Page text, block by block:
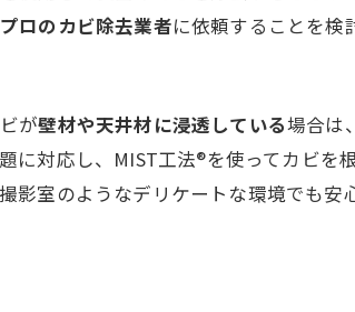
プロのカビ除去業者に依頼することを検
が壁材や天井材に浸透している場合は
に対応し、MIST工法®を使ってカビ
室のようなデリケートな環境でも安